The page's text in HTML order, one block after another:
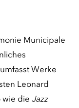
Municipale
Werke
Leonard
wie die Jazz